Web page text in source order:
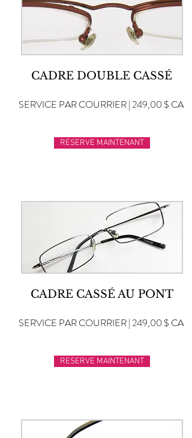
CADRE DOUBLE CASSÉ
SERVICE PAR COURRIER | 249,00 $ CA
RESERVE MAINTENANT
CADRE CASSÉ AU PONT
SERVICE PAR COURRIER | 249,00 $ CA
RESERVE MAINTENANT